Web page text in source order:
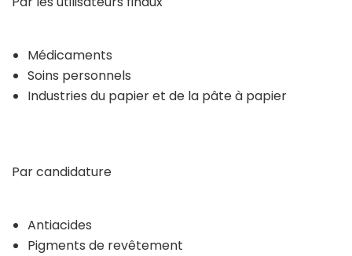
Médicaments
Soins personnels
Industries du papier et de la pâte à papier
Par candidature
Antiacides
Pigments de revêtement